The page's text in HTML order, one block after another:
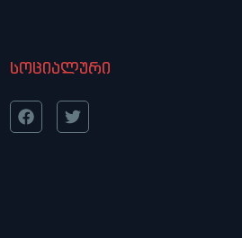
სოციალური